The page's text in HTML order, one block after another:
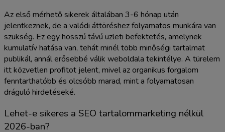
Az első mérhető sikerek általában 3-6 hónap után
jelentkeznek, de a valódi áttöréshez folyamatos munkára van
szükség. Ez egy hosszú távú üzleti befektetés, amelynek
kumulatív hatása van, tehát minél több minőségi tartalmat
publikál, annál erősebbé válik weboldala tekintélye. A türelem
itt közvetlen profitot jelent, mivel az organikus forgalom
fenntarthatóbb és olcsóbb marad, mint a folyamatosan
dráguló hirdetéseké.
Lehet-e sikeres a SEO tartalommarketing nélkül
2026-ban?